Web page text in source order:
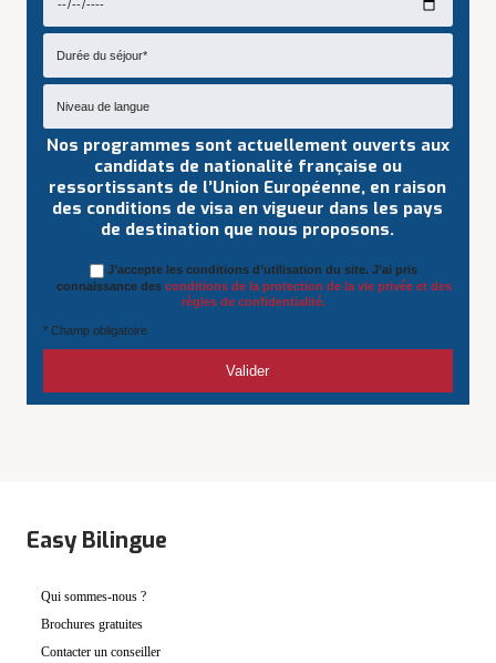
Nos programmes sont actuellement ouverts aux
candidats de nationalité française ou
ressortissants de l’Union Européenne, en raison
des conditions de visa en vigueur dans les pays
de destination que nous proposons.
J’accepte les conditions d’utilisation du site. J’ai pris
connaissance des conditions de la protection de la vie privée et des
règles de confidentialité.
* Champ obligatoire
Easy Bilingue
Qui sommes-nous ?
Brochures gratuites
Contacter un conseiller